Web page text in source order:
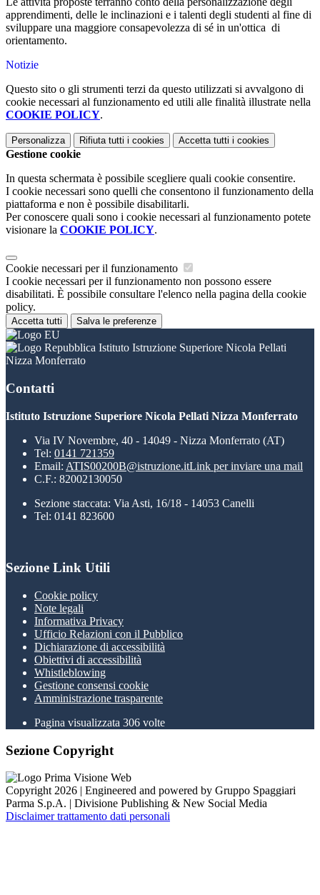
apprendimenti, delle le inclinazioni e i talenti degli studenti al fine di
sviluppare una maggiore consapevolezza di sé in un'ottica di
orientamento.
Notizie
Questo sito o gli strumenti terzi da questo utilizzati si avvalgono di
cookie necessari al funzionamento ed utili alle finalità illustrate nella
COOKIE POLICY.
Personalizza Rifiuta tutti i cookies Accetta tutti i cookies
Gestione cookie
In questa schermata è possibile scegliere quali cookie consentire.
I cookie necessari sono quelli che consentono il funzionamento della
piattaforma e non è possibile disabilitarli.
Per conoscere quali sono i cookie necessari al funzionamento potete
visionare la COOKIE POLICY.
Cookie necessari per il funzionamento
I cookie necessari per il funzionamento non possono essere
disabilitati. È possibile consultare l'elenco nella pagina della cookie
policy.
Accetta tutti Salva le preferenze
Istituto Istruzione Superiore Nicola Pellati
Nizza Monferrato
Contatti
Istituto Istruzione Superiore Nicola Pellati Nizza Monferrato
Via IV Novembre, 40 - 14049 - Nizza Monferrato (AT)
Tel: 0141 721359
Email: ATIS00200B@istruzione.itLink per inviare una mail
C.F.: 82002130050
Sezione staccata: Via Asti, 16/18 - 14053 Canelli
Tel: 0141 823600
Sezione Link Utili
Cookie policy
Note legali
Informativa Privacy
Ufficio Relazioni con il Pubblico
Dichiarazione di accessibilità
Obiettivi di accessibilità
Whistleblowing
Gestione consensi cookie
Amministrazione trasparente
Pagina visualizzata 306 volte
Sezione Copyright
Copyright 2026 | Engineered and powered by Gruppo Spaggiari
Parma S.p.A. | Divisione Publishing & New Social Media
Disclaimer trattamento dati personali